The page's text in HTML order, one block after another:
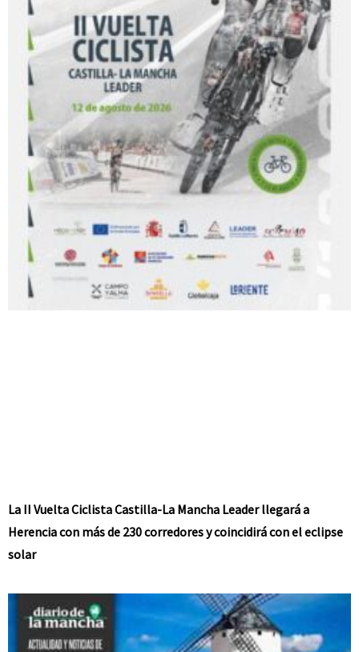
La II Vuelta Ciclista Castilla-La Mancha Leader llegará a
Herencia con más de 230 corredores y coincidirá con el eclipse
solar